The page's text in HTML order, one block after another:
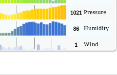
Pressure
1021
Humidity
86
Wind
1